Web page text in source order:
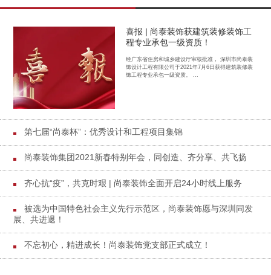
喜报 | 尚泰装饰获建筑装修装饰工
程专业承包一级资质！
经广东省住房和城乡建设厅审核批准， 深圳市尚泰装
饰设计工程有限公司于2021年7月6日获得建筑装修装
饰工程专业承包一级资质。 ...
第七届“尚泰杯”：优秀设计和工程项目集锦
尚泰装饰集团2021新春特别年会，同创造、齐分享、共飞扬
齐心抗“疫”，共克时艰 | 尚泰装饰全面开启24小时线上服务
被选为中国特色社会主义先行示范区，尚泰装饰愿与深圳同发
展、共进退！
不忘初心，精进成长！尚泰装饰党支部正式成立！